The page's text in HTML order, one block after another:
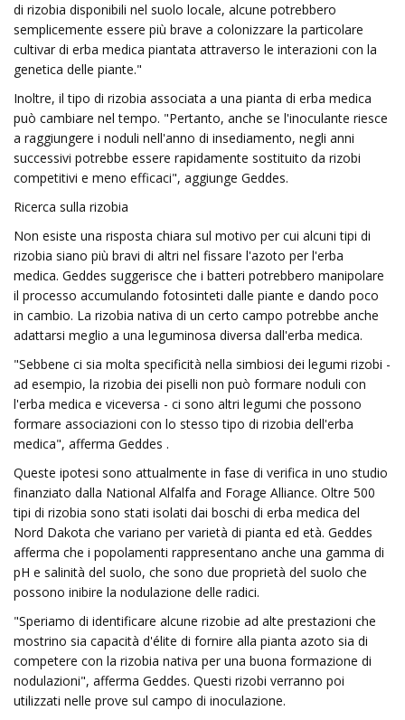
di rizobia disponibili nel suolo locale, alcune potrebbero
semplicemente essere più brave a colonizzare la particolare
cultivar di erba medica piantata attraverso le interazioni con la
genetica delle piante."
Inoltre, il tipo di rizobia associata a una pianta di erba medica
può cambiare nel tempo. "Pertanto, anche se l'inoculante riesce
a raggiungere i noduli nell'anno di insediamento, negli anni
successivi potrebbe essere rapidamente sostituito da rizobi ​​
competitivi e meno efficaci", aggiunge Geddes.
Ricerca sulla rizobia
Non esiste una risposta chiara sul motivo per cui alcuni tipi di
rizobia siano più bravi di altri nel fissare l'azoto per l'erba
medica. Geddes suggerisce che i batteri potrebbero manipolare
il processo accumulando fotosinteti dalle piante e dando poco
in cambio. La rizobia nativa di un certo campo potrebbe anche
adattarsi meglio a una leguminosa diversa dall'erba medica.
"Sebbene ci sia molta specificità nella simbiosi dei legumi rizobi ​​-
ad esempio, la rizobia dei piselli non può formare noduli con
l'erba medica e viceversa - ci sono altri legumi che possono
formare associazioni con lo stesso tipo di rizobia dell'erba
medica", afferma Geddes .
Queste ipotesi sono attualmente in fase di verifica in uno studio
finanziato dalla National Alfalfa and Forage Alliance. Oltre 500
tipi di rizobia sono stati isolati dai boschi di erba medica del
Nord Dakota che variano per varietà di pianta ed età. Geddes
afferma che i popolamenti rappresentano anche una gamma di
pH e salinità del suolo, che sono due proprietà del suolo che
possono inibire la nodulazione delle radici.
"Speriamo di identificare alcune rizobie ad alte prestazioni che
mostrino sia capacità d'élite di fornire alla pianta azoto sia di
competere con la rizobia nativa per una buona formazione di
nodulazioni", afferma Geddes. Questi rizobi ​​verranno poi
utilizzati nelle prove sul campo di inoculazione.